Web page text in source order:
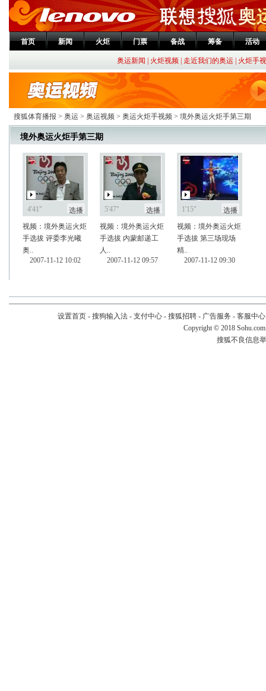
首页 新闻 火炬 门票 备战 筹备 活动
奥运新闻 火炬视频| 走近我们的奥运| 火炬手
搜狐体育播报 > 奥运 > 奥运视频> 奥运火炬手视频> 境外奥运火炬手第三期
境外奥运火炬手第三期
4'41"
选播
视频：境外奥运火炬
手选拔 评委李光曦
奥..
2007-11-12 10:02
5'47"
选播
视频：境外奥运火炬
手选拔 内蒙邮递工
人..
2007-11-12 09:57
1'15"
选播
视频：境外奥运火炬
手选拔 第三场现场
精..
2007-11-12 09:30
设置首页- 搜狗输入法- 支付中心- 搜狐招聘- 广告服务 - 客服中心
Copyright © 2018
搜狐不良信息